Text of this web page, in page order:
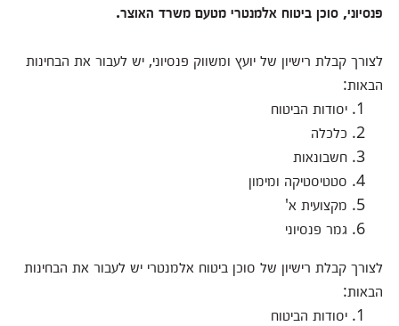
פנסיוני, סוכן ביטוח אלמנטרי מטעם משרד האוצר.
לצורך קבלת רישיון של יועץ ומשווק פנסיוני, יש לעבור את הבחינות
הבאות:
יסודות הביטוח
כלכלה
חשבונאות
סטטיסטיקה ומימון
מקצועית א'
גמר פנסיוני
לצורך קבלת רישיון של סוכן ביטוח אלמנטרי יש לעבור את הבחינות
הבאות:
יסודות הביטוח